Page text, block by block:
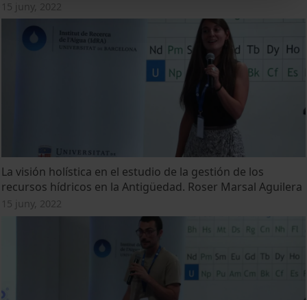
15 juny, 2022
La visión holística en el estudio de la gestión de los
recursos hídricos en la Antigüedad. Roser Marsal Aguilera
15 juny, 2022